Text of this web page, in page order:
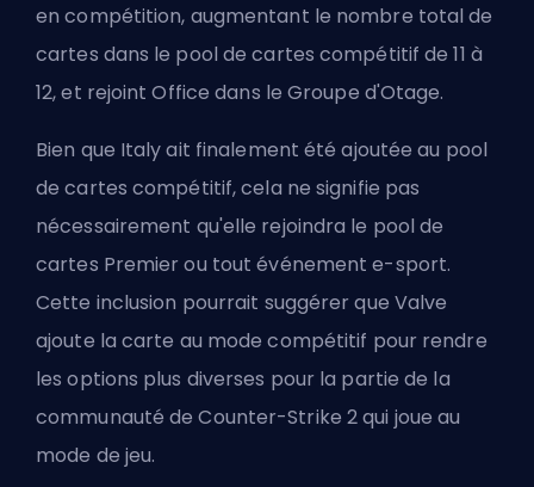
en compétition, augmentant le nombre total de
cartes dans le pool de cartes compétitif de 11 à
12, et rejoint Office dans le Groupe d'Otage.
Bien que Italy ait finalement été ajoutée au pool
de cartes compétitif, cela ne signifie pas
nécessairement qu'elle rejoindra le pool de
cartes Premier ou tout événement e-sport.
Cette inclusion pourrait suggérer que Valve
ajoute la carte au mode compétitif pour rendre
les options plus diverses pour la partie de la
communauté de Counter-Strike 2 qui joue au
mode de jeu.